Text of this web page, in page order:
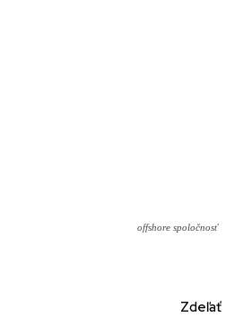
offshore spoločnosť
Zdeľať